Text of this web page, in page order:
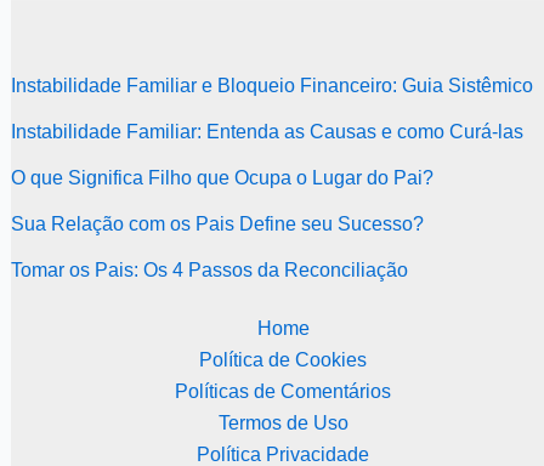
Instabilidade Familiar e Bloqueio Financeiro: Guia Sistêmico
Instabilidade Familiar: Entenda as Causas e como Curá-las
O que Significa Filho que Ocupa o Lugar do Pai?
Sua Relação com os Pais Define seu Sucesso?
Tomar os Pais: Os 4 Passos da Reconciliação
Home
Política de Cookies
Políticas de Comentários
Termos de Uso
Política Privacidade